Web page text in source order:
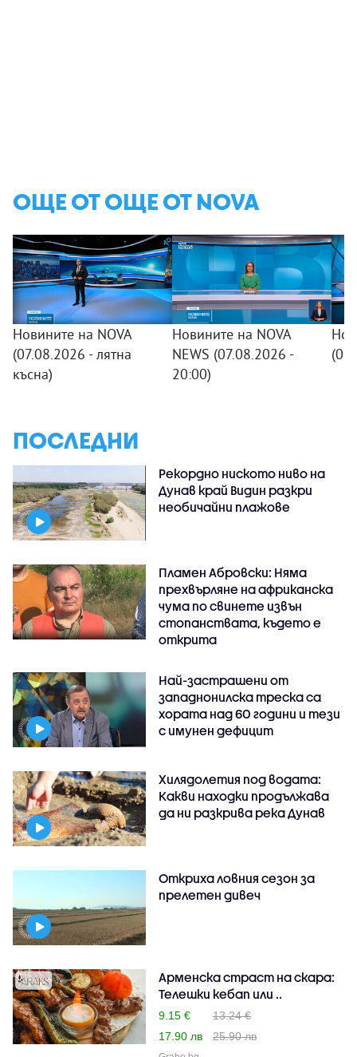
ОЩЕ ОТ ОЩЕ ОТ NOVA
Новините на NOVA
(07.08.2026 - лятна
късна)
Новините на NOVA
NEWS (07.08.2026 -
20:00)
ПОСЛЕДНИ
Рекордно ниското ниво на
Дунав край Видин разкри
необичайни плажове
Пламен Абровски: Няма
прехвърляне на африканска
чума по свинете извън
стопанствата, където е
открита
Най-застрашени от
западнонилска треска са
хората над 60 години и тези
с имунен дефицит
Хилядолетия под водата:
Какви находки продължава
да ни разкрива река Дунав
Откриха ловния сезон за
прелетен дивеч
Арменска страст на скара:
Телешки кебап или ..
9.15 €
13.24 €
17.90 лв
25.90 лв